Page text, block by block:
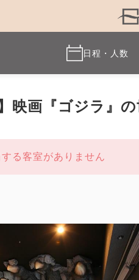
日程・人数
映画『ゴジラ』
る客室がありません